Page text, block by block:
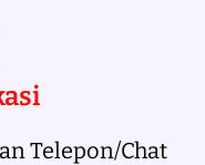
Telepon/Chat